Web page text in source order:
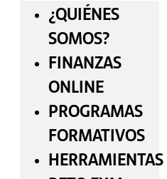
¿QUIÉNES
SOMOS?
FINANZAS
ONLINE
PROGRAMAS
FORMATIVOS
HERRAMIENTAS